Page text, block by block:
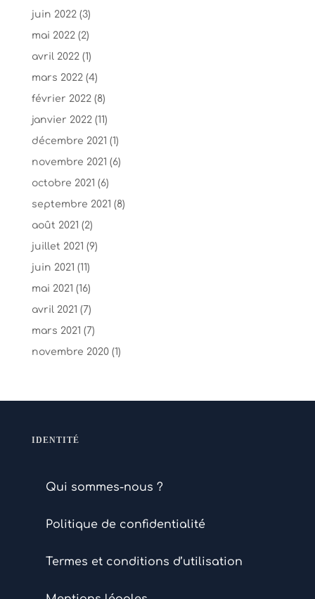
juin 2022(3)
mai 2022(2)
avril 2022(1)
mars 2022(4)
février 2022(8)
janvier 2022(11)
décembre 2021 (1)
novembre 2021 (6)
octobre 2021 (6)
septembre 2021 (8)
août 2021 (2)
juillet 2021 (9)
juin 2021 (11)
mai 2021 (16)
avril 2021 (7)
mars 2021 (7)
novembre 2020(1)
IDENTITÉ
Qui sommes-nous ?
Politique de confidentialité
Termes et conditions d’utilisation